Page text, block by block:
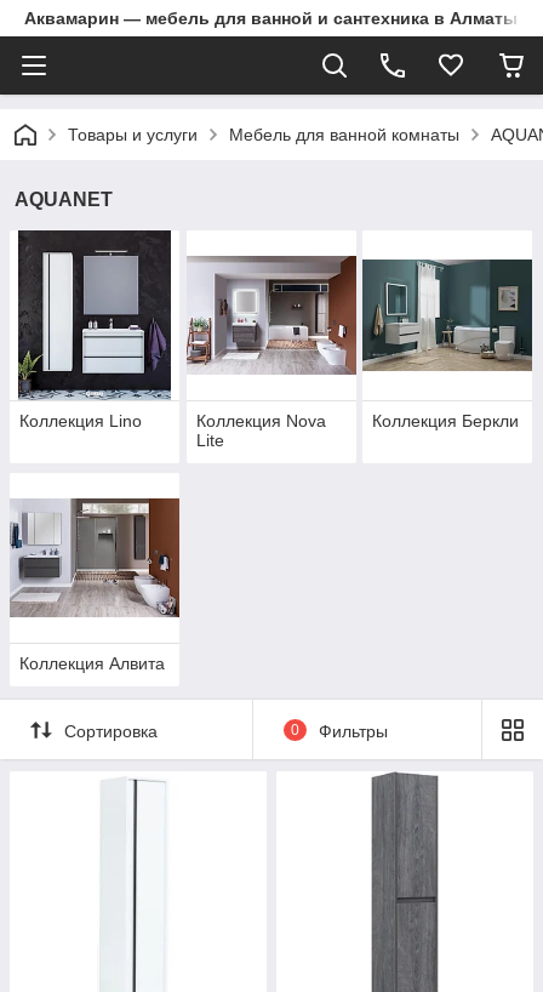
Аквамарин — мебель для ванной и сантехника в Алматы |
Товары и услуги Мебель для ванной комнаты
AQUANET
Коллекция Lino
Коллекция Nova
Lite
Коллекция Беркли
Коллекция Алвита
Сортировка 0 Фильтры